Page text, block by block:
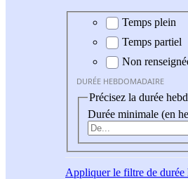
Durée hebdomadaire
Temps plein
Temps partiel
Non
DURÉE HEBDOMADAIRE
Précisez la durée
Durée minimale (en
Appliquerle filtre de durée